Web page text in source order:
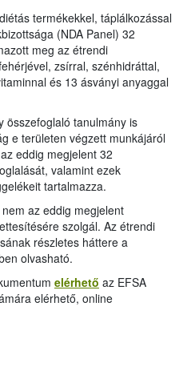
termékekkel, táplálkozással
(NDA Panel) 32
meg az étrendi
zsírral, szénhidráttal,
és 13 ásványi anyaggal
összefoglaló tanulmány is
e területen végzett munkájáról
eddig megjelent 32
valamint ezek
tartalmazza.
az eddig megjelent
szolgál. Az étrendi
részletes háttere a
olvasható.
elérhető az EFSA
elérhető, online